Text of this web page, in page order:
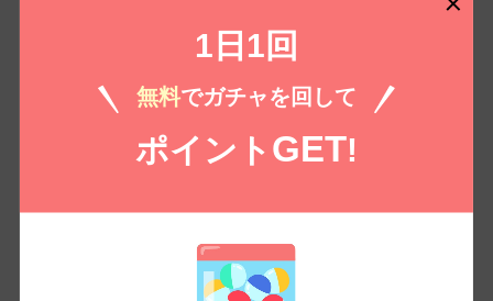
彗ラスト
200 /￥220 （税込）
無料㌽で読む
もっとみる
コイコミ編集部推し
1日1回
無料でガチャを回して
ポイント GET!